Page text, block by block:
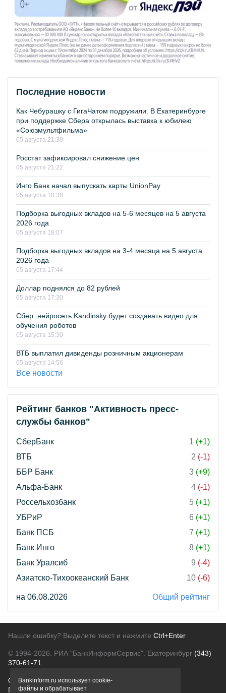
Последние новости
Как Чебурашку с ГигаЧатом подружили. В Екатеринбурге
при поддержке Сбера открылась выставка к юбилею
«Союзмультфильма»
05 августа 21:39
Росстат зафиксировал снижение цен
05 августа 21:22
Инго Банк начал выпускать карты UnionPay
05 августа 18:38
Подборка выгодных вкладов на 5-6 месяцев на 5 августа
2026 года
05 августа 18:07
Подборка выгодных вкладов на 3-4 месяца на 5 августа
2026 года
05 августа 17:44
Доллар поднялся до 82 рублей
05 августа 17:30
Сбер: нейросеть Kandinsky будет создавать видео для
обучения роботов
05 августа 15:30
ВТБ выплатил дивиденды розничным акционерам
05 августа 14:56
Все новости
Рейтинг банков "Активность пресс-
службы банков"
СберБанк 1 (+1)
ВТБ
2 (-1)
ББР Банк
3 (+9)
Альфа-Банк
4 (-1)
Россельхозбанк
5 (+1)
УБРиР
6 (+1)
Банк ПСБ
7 (+1)
Банк Инго
8 (+1)
Банк Уралсиб
9 (-4)
Азиатско-Тихоокеанский Банк
10 (-6)
на 06.08.2026 Общий рейтинг
Нашли ошибку? Выделите текст и нажмите Ctrl+Enter
© 1994-2026. РИА "БанкИнформСервис". Екатеринбург (343)
370-61-71
О проектеПолитика конфиденциальности
Правовая информацияДля рекламодателей
Bankinform.ru использует cookie-
файлы и обрабатывает